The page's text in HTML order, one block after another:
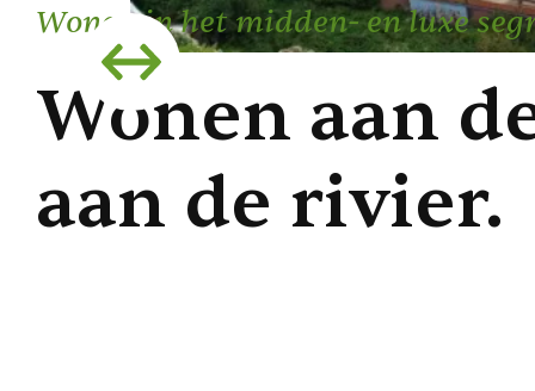
Wonen in het midden- en luxe
Wonen aan
aan de rivier.